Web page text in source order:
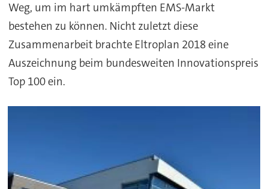
Weg, um im hart umkämpften EMS-Markt
bestehen zu können. Nicht zuletzt diese
Zusammenarbeit brachte Eltroplan 2018 eine
Auszeichnung beim bundesweiten Innovationspreis
Top 100 ein.